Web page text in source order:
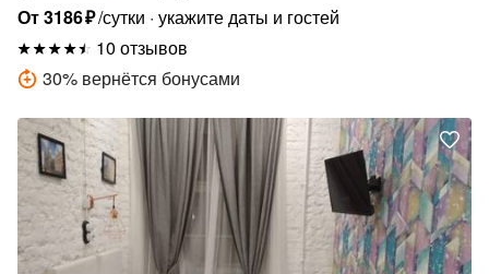
От3186₽/сутки укажите даты и гостей
10 отзывов
30% вернётся бонусами